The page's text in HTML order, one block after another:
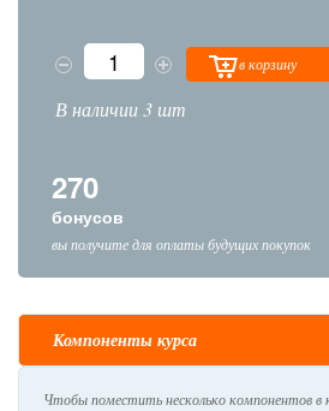
в корзину
В наличии 3 шт
270
бонусов
вы получите для оплаты будущих покупок
Компоненты курса
Чтобы поместить несколько компонентов в